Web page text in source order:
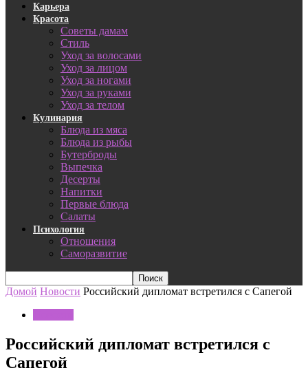
Карьера
Красота
Советы дамам
Стиль
Уход за волосами
Уход за лицом
Уход за ногами
Уход за руками
Уход за телом
Кулинария
Блюда из мяса
Блюда из рыбы
Бутерброды
Выпечка
Десерты
Напитки
Первые блюда
Салаты
Психология
Отношения
Саморазвитие
Домой Новости Российский дипломат встретился с Сапегой
Российский дипломат встретился с
Сапегой